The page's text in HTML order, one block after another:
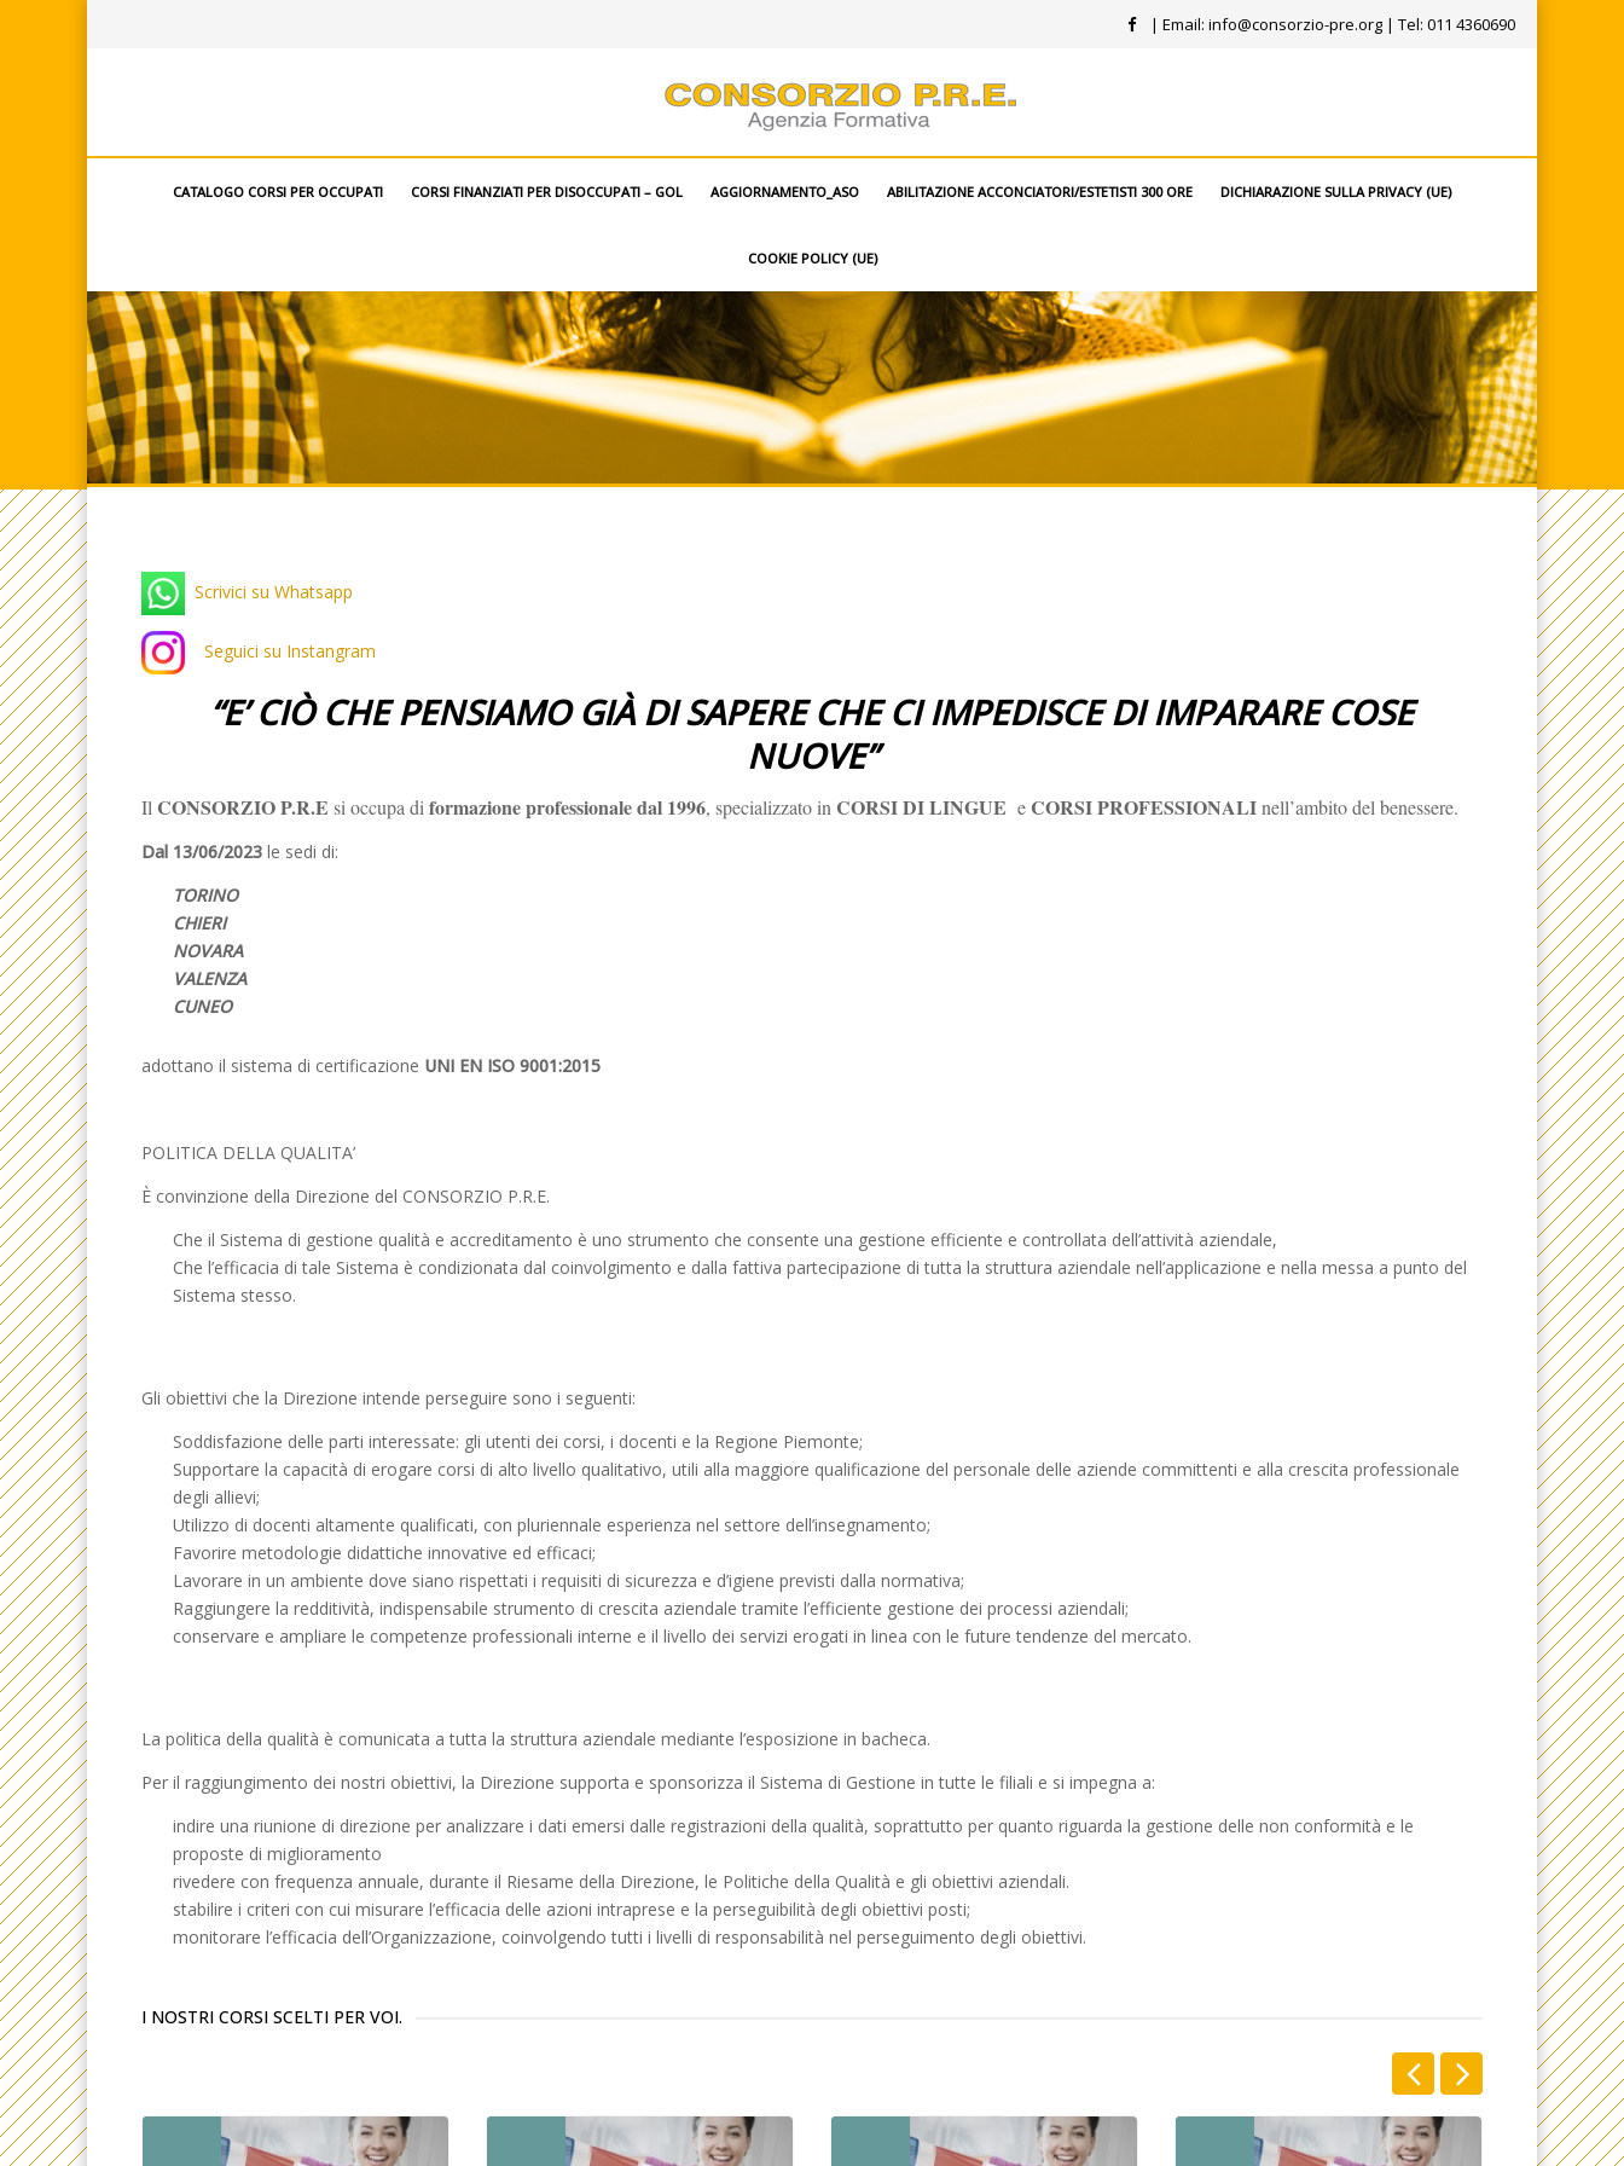
| Email: info@consorzio-pre.org | Tel: 011 4360690
CATALOGO CORSI PER OCCUPATI CORSI FINANZIATI PER DISOCCUPATI – GOL AGGIORNAMENTO_ASO ABILITAZIONE ACCONCIATORI/ESTETISTI 300 ORE DICHIARAZIONE SULLA PRIVACY (UE)
COOKIE POLICY (UE)
Scrivici su Whatsapp
Seguici su Instangram
“E’ CIÒ CHE PENSIAMO GIÀ DI SAPERE CHE CI IMPEDISCE DI IMPARARE COSE
NUOVE”
Il CONSORZIO P.R.E si occupa di formazione professionale dal 1996, specializzato in CORSI DI LINGUE eCORSI PROFESSIONALInell’ambito del benessere.
Dal 13/06/2023 le sedi di:
TORINO
CHIERI
NOVARA
VALENZA
CUNEO
adottano il sistema di certificazione UNI EN ISO 9001:2015
POLITICA DELLA QUALITA’
È convinzione della Direzione del CONSORZIO P.R.E.
Che il Sistema di gestione qualità e accreditamento è uno strumento che consente una gestione efficiente e controllata dell’attività aziendale,
Che l’efficacia di tale Sistema è condizionata dal coinvolgimento e dalla fattiva partecipazione di tutta la struttura aziendale nell’applicazione e nella messa a punto del
Sistema stesso.
Gli obiettivi che la Direzione intende perseguire sono i seguenti:
Soddisfazione delle parti interessate: gli utenti dei corsi, i docenti e la Regione Piemonte;
Supportare la capacità di erogare corsi di alto livello qualitativo, utili alla maggiore qualificazione del personale delle aziende committenti e alla crescita professionale
degli allievi;
Utilizzo di docenti altamente qualificati, con pluriennale esperienza nel settore dell’insegnamento;
Favorire metodologie didattiche innovative ed efficaci;
Lavorare in un ambiente dove siano rispettati i requisiti di sicurezza e d’igiene previsti dalla normativa;
Raggiungere la redditività, indispensabile strumento di crescita aziendale tramite l’efficiente gestione dei processi aziendali;
conservare e ampliare le competenze professionali interne e il livello dei servizi erogati in linea con le future tendenze del mercato.
La politica della qualità è comunicata a tutta la struttura aziendale mediante l’esposizione in bacheca.
Per il raggiungimento dei nostri obiettivi, la Direzione supporta e sponsorizza il Sistema di Gestione in tutte le filiali e si impegna a:
indire una riunione di direzione per analizzare i dati emersi dalle registrazioni della qualità, soprattutto per quanto riguarda la gestione delle non conformità e le
proposte di miglioramento
rivedere con frequenza annuale, durante il Riesame della Direzione, le Politiche della Qualità e gli obiettivi aziendali.
stabilire i criteri con cui misurare l’efficacia delle azioni intraprese e la perseguibilità degli obiettivi posti;
monitorare l’efficacia dell’Organizzazione, coinvolgendo tutti i livelli di responsabilità nel perseguimento degli obiettivi.
I NOSTRI CORSI SCELTI PER VOI.